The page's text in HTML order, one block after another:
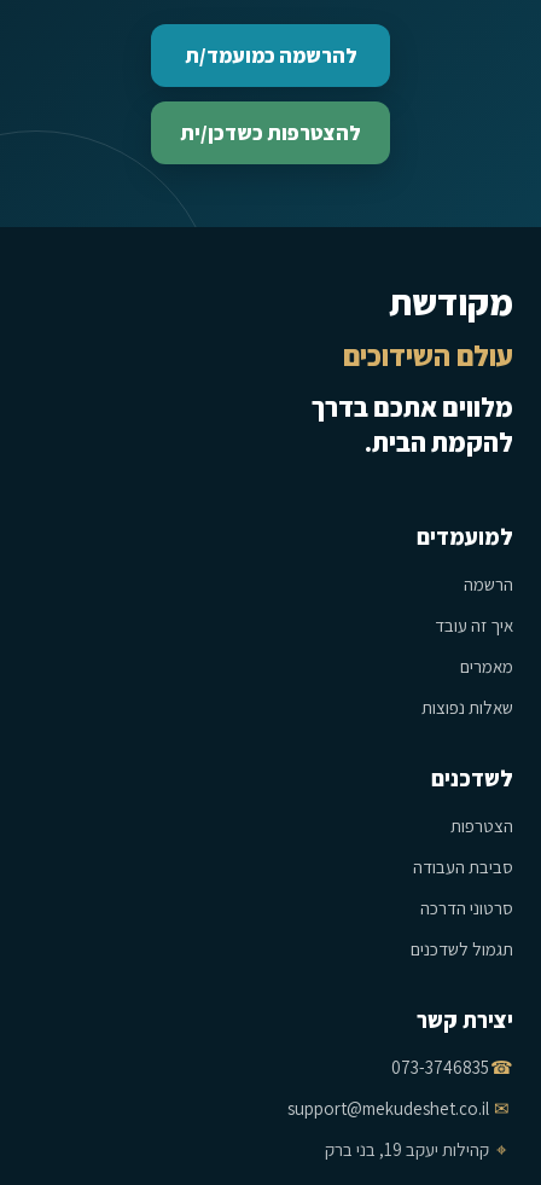
להרשמה כמועמד/ת
להצטרפות כשדכן/ית
מקודשת
עולם השידוכים
מלווים אתכם בדרך
להקמת הבית.
למועמדים
הרשמה
איך זה עובד
מאמרים
שאלות נפוצות
לשדכנים
הצטרפות
סביבת העבודה
סרטוני הדרכה
תגמול לשדכנים
יצירת קשר
☎
073-3746835
✉
support@mekudeshet.co.il
⌖ קהילות יעקב 19, בני ברק